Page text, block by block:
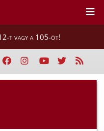
t vagy a 105-öt!